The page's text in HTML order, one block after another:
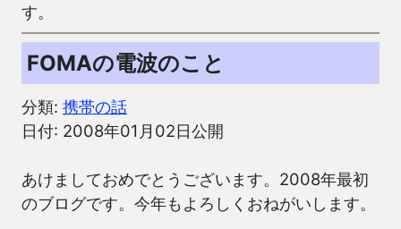
す。
FOMAの電波のこと
分類: 携帯の話
日付: 2008年01月02日公開
あけましておめでとうございます。2008年最初
のブログです。今年もよろしくおねがいします。